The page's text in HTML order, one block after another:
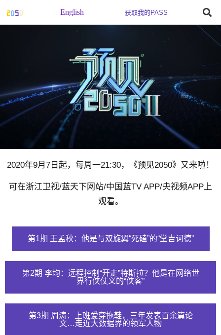
English 获取我的PASS
2020年9月7日起，每周一21:30，《预见2050》又来啦！
可在浙江卫视/蓝天下网站/中国蓝TV APP/央视频APP上
观看。
第1期 王孟秋：他是与双旋翼“死磕”的“堂吉诃德”
第2期 李均：远程控制“开走”特斯拉？他是在网络世
界行侠仗义的“侠客”
第3期 周涛：上班爱穿拖鞋，三年发表百余篇论
文…走近大数据界的领军人物